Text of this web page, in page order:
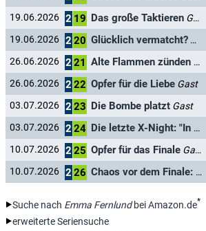
19.06.2026 2 19 Das große Taktieren Gast
19.06.2026 2 20 Glücklich vermatcht? Gast
26.06.2026 2 21 Alte Flammen zünden wieder
26.06.2026 2 22 Opfer für die Liebe Gast
03.07.2026 2 23 Die Bombe platzt Gast
03.07.2026 2 24 Die letzte X-Night: "In der Mausefalle"
10.07.2026 2 25 Opfer für das Finale Gast
10.07.2026 2 26 Chaos vor dem Finale: Abschiede und letzte Chancen
Suche nach Emma Fernlundbei Amazon.de*
erweiterte Seriensuche